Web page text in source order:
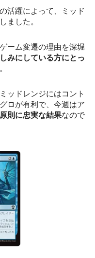
活躍によって、ミッド
ました。
ーム変遷の理由を深堀
みにしている方にとっ
ッドレンジにはコント
ロが有利で、今週はア
則に忠実な結果なので